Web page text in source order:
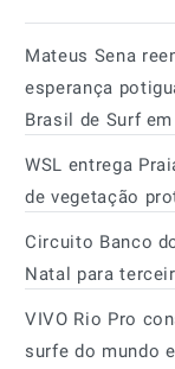
Mateus Sena
esperança
Brasil de Surf
WSL entrega
de vegetação
Circuito Banco
Natal para
VIVO Rio Pro
surfe do mundo